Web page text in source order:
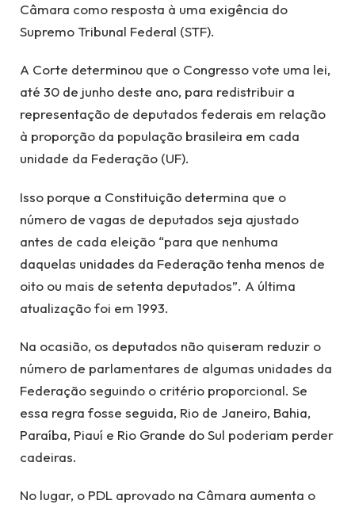
Câmara como resposta à uma exigência do
Supremo Tribunal Federal (STF).
A Corte determinou que o Congresso vote uma lei,
até 30 de junho deste ano, para redistribuir a
representação de deputados federais em relação
à proporção da população brasileira em cada
unidade da Federação (UF).
Isso porque a Constituição determina que o
número de vagas de deputados seja ajustado
antes de cada eleição “para que nenhuma
daquelas unidades da Federação tenha menos de
oito ou mais de setenta deputados”. A última
atualização foi em 1993.
Na ocasião, os deputados não quiseram reduzir o
número de parlamentares de algumas unidades da
Federação seguindo o critério proporcional. Se
essa regra fosse seguida, Rio de Janeiro, Bahia,
Paraíba, Piauí e Rio Grande do Sul poderiam perder
cadeiras.
No lugar, o PDL aprovado na Câmara aumenta o